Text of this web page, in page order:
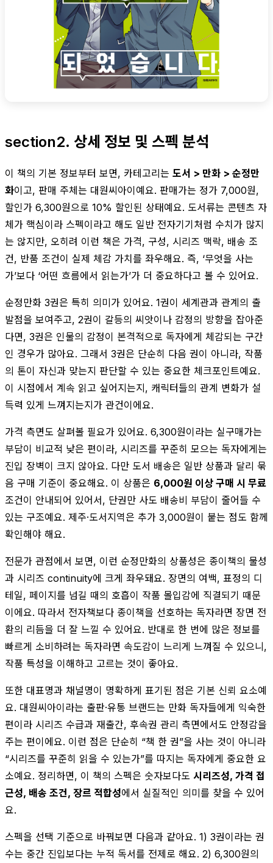
section2. 상세 정보 및 스펙 분석
이 책의 기본 정보부터 보면, 카테고리는 도서 > 만화 > 순정만
화이고, 판매 주체는 대원씨아이예요. 판매가는 정가 7,000원,
할인가 6,300원으로 10% 할인된 상태예요. 도서류는 콘텐츠 자
체가 핵심이라 스펙이라고 해도 일반 전자기기처럼 수치가 많지
는 않지만, 오히려 이런 책은 가격, 구성, 시리즈 맥락, 배송 조
건, 반품 조건이 실제 체감 가치를 좌우해요. 즉, ‘무엇을 사는
가’보다 ‘어떤 흐름에서 읽는가’가 더 중요하다고 볼 수 있어요.
순정만화 3권은 특히 의미가 있어요. 1권이 세계관과 관계의 출
발점을 보여주고, 2권이 갈등의 씨앗이나 감정의 방향을 잡아준
다면, 3권은 인물의 감정이 본격적으로 독자에게 체감되는 구간
인 경우가 많아요. 그래서 3권은 단순히 다음 권이 아니라, 작품
의 톤이 자신과 맞는지 판단할 수 있는 중요한 체크포인트예요.
이 시점에서 계속 읽고 싶어지는지, 캐릭터들의 관계 변화가 설
득력 있게 느껴지는지가 관건이에요.
가격 측면도 살펴볼 필요가 있어요. 6,300원이라는 실구매가는
부담이 비교적 낮은 편이라, 시리즈를 꾸준히 모으는 독자에게는
진입 장벽이 크지 않아요. 다만 도서 배송은 일반 상품과 달리 묶
음 구매 기준이 중요해요. 이 상품은 6,000원 이상 구매 시 무료
조건이 안내되어 있어서, 단권만 사도 배송비 부담이 줄어들 수
있는 구조예요. 제주·도서지역은 추가 3,000원이 붙는 점도 함께
확인해야 해요.
전문가 관점에서 보면, 이런 순정만화의 상품성은 종이책의 물성
과 시리즈 continuity에 크게 좌우돼요. 장면의 여백, 표정의 디
테일, 페이지를 넘길 때의 호흡이 작품 몰입감에 직결되기 때문
이에요. 따라서 전자책보다 종이책을 선호하는 독자라면 장면 전
환의 리듬을 더 잘 느낄 수 있어요. 반대로 한 번에 많은 정보를
빠르게 소비하려는 독자라면 속도감이 느리게 느껴질 수 있으니,
작품 특성을 이해하고 고르는 것이 좋아요.
또한 대표명과 채널명이 명확하게 표기된 점은 기본 신뢰 요소예
요. 대원씨아이라는 출판·유통 브랜드는 만화 독자들에게 익숙한
편이라 시리즈 수급과 재출간, 후속권 관리 측면에서도 안정감을
주는 편이에요. 이런 점은 단순히 “책 한 권”을 사는 것이 아니라
“시리즈를 꾸준히 읽을 수 있는가”를 따지는 독자에게 중요한 요
소예요. 정리하면, 이 책의 스펙은 숫자보다도 시리즈성, 가격 접
근성, 배송 조건, 장르 적합성에서 실질적인 의미를 찾을 수 있어
요.
스펙을 선택 기준으로 바꿔보면 다음과 같아요. 1) 3권이라는 권
수는 중간 진입보다는 누적 독서를 전제로 해요. 2) 6,300원의